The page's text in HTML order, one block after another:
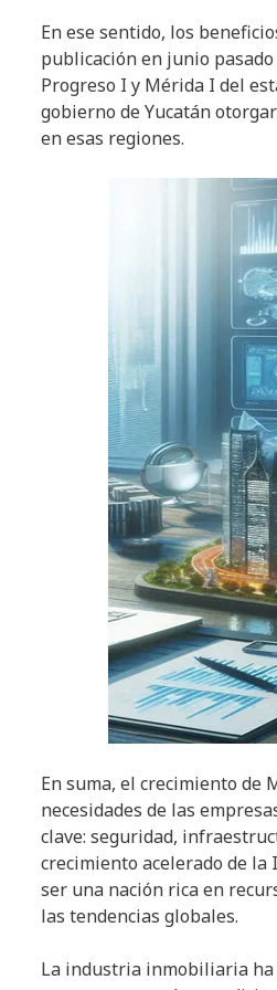
En ese sentido, los
publicación en junio
Progreso I y Mérida I del
gobierno de Yucatán
en esas regiones.
En suma, el crecimiento de
necesidades de las
clave: seguridad,
crecimiento acelerado de
ser una nación rica en
las tendencias globales.
La industria inmobiliaria ha